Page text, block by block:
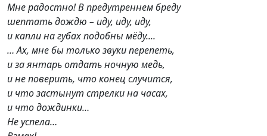
Мне радостно! В предутреннем бреду
шептать дождю – иду, иду, иду,
и капли на губах подобны мёду....
… Ах, мне бы только звуки перепеть,
и за янтарь отдать ночную медь,
и не поверить, что конец случится,
и что застынут стрелки на часах,
и что дождинки…
Не успела…